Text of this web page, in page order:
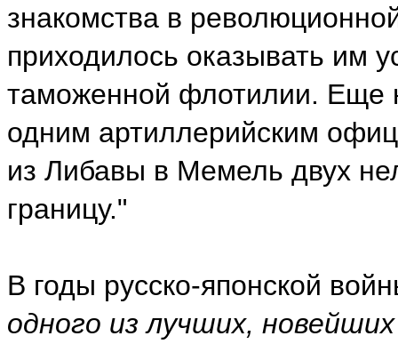
знакомства в
приходилось оказывать им
таможенной флотилии. Еще
одним артиллерийским
из Либавы в Мемель двух
границу."
В годы русско-японской
одного из лучших,